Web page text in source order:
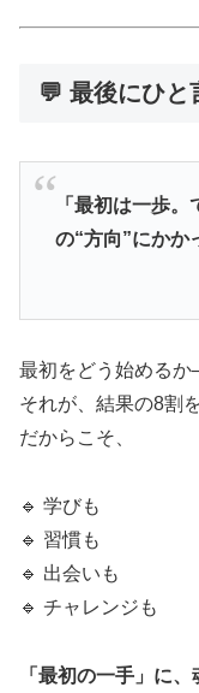
💬 最後にひと
「最初は一歩
の“方向”にかか
最初をどう始める
それが、結果の8割
だからこそ、
🔹 学びも
🔹 習慣も
🔹 出会いも
🔹 チャレンジも
「最初の一手」に、